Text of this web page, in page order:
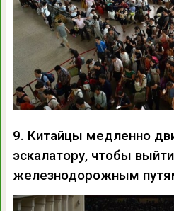
9. Китайцы медленно
эскалатору, чтобы
железнодорожным